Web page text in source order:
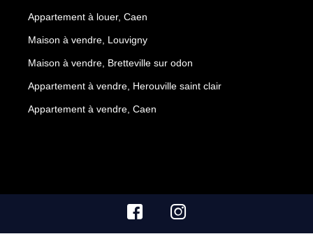
Appartement à louer, Caen
Maison à vendre, Louvigny
Maison à vendre, Bretteville sur odon
Appartement à vendre, Herouville saint clair
Appartement à vendre, Caen